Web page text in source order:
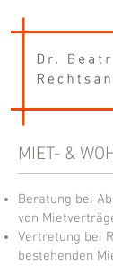
MIET- &
Beratung bei
von
Vertretung bei
bestehenden